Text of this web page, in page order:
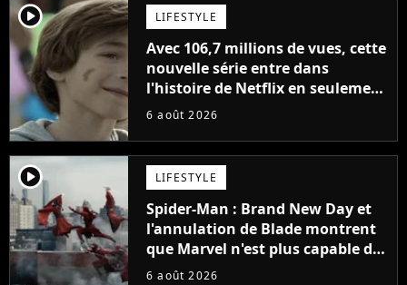
player2 LIFESTYLE
Avec 106,7 millions de vues, cette
nouvelle série entre dans
l'histoire de Netflix en seulement
48 jours
6 août 2026
player2 LIFESTYLE
Spider-Man : Brand New Day et
l'annulation de Blade montrent
que Marvel n'est plus capable de
faire quoi que ce soit de simple
6 août 2026